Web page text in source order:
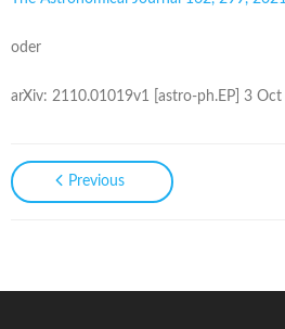
oder
arXiv: 2110.01019v1 [astro-ph.EP] 3 Oct
Previous